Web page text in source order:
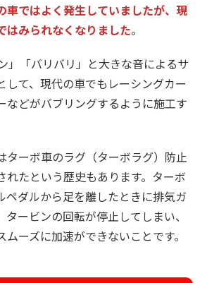
車ではよく発生していましたが、現
はみられなくなりました。
」「バリバリ」と大きな音によるサ
して、現代の車でもレーシングカー
などがバブリングするように施工す
ターボ車のラグ（ターボラグ）防止
れたという歴史もあります。ターボ
ペダルから足を離したときに排気ガ
ービンの回転が停止してしまい、
ーズに加速ができないことです。